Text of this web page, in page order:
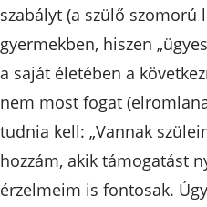
szabályt (a szülő szomorú
gyermekben, hiszen
a saját életében a
nem most fogat
tudnia kell: „Vannak
hozzám, akik támogatást
érzelmeim is fontosak.